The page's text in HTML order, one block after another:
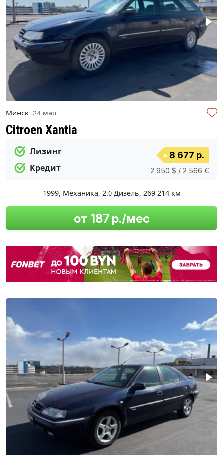
Минск 24 мая
Citroen Xantia
Лизинг
Кредит
8 677 р.
2 950 $ / 2 566 €
1999, Механика, 2.0 Дизель, 269 214 км
от 187 р./мес